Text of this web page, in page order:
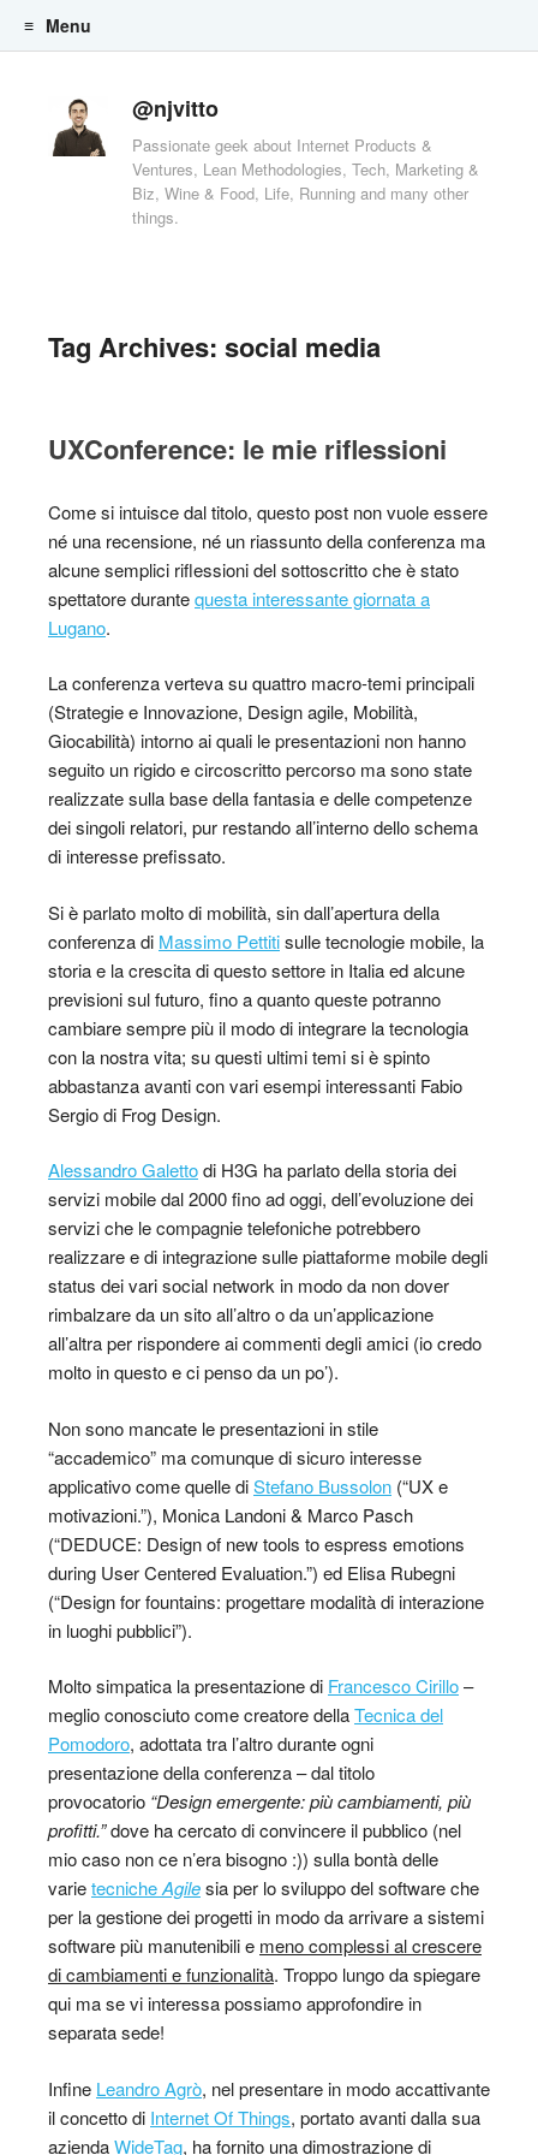
@njvitto
Passionate geek about Internet Products &
Ventures, Lean Methodologies, Tech, Marketing &
Biz, Wine & Food, Life, Running and many other
things.
Menu
Tag Archives: social media
UXConference: le mie riflessioni
Come si intuisce dal titolo, questo post non vuole essere
né una recensione, né un riassunto della conferenza ma
alcune semplici riflessioni del sottoscritto che è stato
spettatore durantequesta interessante giornata a
Lugano.
La conferenza verteva su quattro macro-temi principali
(Strategie e Innovazione, Design agile, Mobilità,
Giocabilità) intorno ai quali le presentazioni non hanno
seguito un rigido e circoscritto percorso ma sono state
realizzate sulla base della fantasia e delle competenze
dei singoli relatori, pur restando all’interno dello schema
di interesse prefissato.
Si è parlato molto di mobilità, sin dall’apertura della
conferenza di Massimo Pettitisulle tecnologie mobile, la
storia e la crescita di questo settore in Italia ed alcune
previsioni sul futuro, fino a quanto queste potranno
cambiare sempre più il modo di integrare la tecnologia
con la nostra vita; su questi ultimi temi si è spinto
abbastanza avanti con vari esempi interessanti Fabio
Sergio di Frog Design.
Alessandro Galettodi H3G ha parlato della storia dei
servizi mobile dal 2000 fino ad oggi, dell’evoluzione dei
servizi che le compagnie telefoniche potrebbero
realizzare e di integrazione sulle piattaforme mobile degli
status dei vari social network in modo da non dover
rimbalzare da un sito all’altro o da un’applicazione
all’altra per rispondere ai commenti degli amici (io credo
molto in questo e ci penso da un po’).
Non sono mancate le presentazioni in stile
“accademico” ma comunque di sicuro interesse
applicativo come quelle diStefano Bussolon (“UX e
motivazioni.”), Monica Landoni & Marco Pasch
(“DEDUCE: Design of new tools to espress emotions
during User Centered Evaluation.”) ed Elisa Rubegni
(“Design for fountains: progettare modalità di interazione
in luoghi pubblici”).
Molto simpatica la presentazione di Francesco Cirillo–
meglio conosciuto come creatore dellaTecnica del
Pomodoro, adottata tra l’altro durante ogni
presentazione della conferenza – dal titolo
provocatorio “Design emergente: più cambiamenti, più
profitti.”dove ha cercato di convincere il pubblico (nel
mio caso non ce n’era bisogno :)) sulla bontà delle
varietecnicheAgilesia per lo sviluppo del software che
per la gestione dei progetti in modo da arrivare a sistemi
software più manutenibili e meno complessial crescere
di cambiamenti e funzionalità. Troppo lungo da spiegare
qui ma se vi interessa possiamo approfondire in
separata sede!
Infine Leandro Agrò, nel presentare in modo accattivante
il concetto di Internet Of Things, portato avanti dalla sua
aziendaWideTag, ha fornito una dimostrazione di